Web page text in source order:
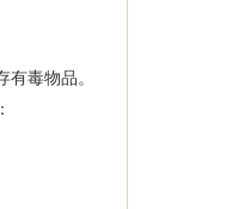
毒物品。